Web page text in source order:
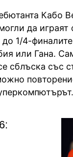
Кабо
да играят
1/4-
или Гана.
сблъска със